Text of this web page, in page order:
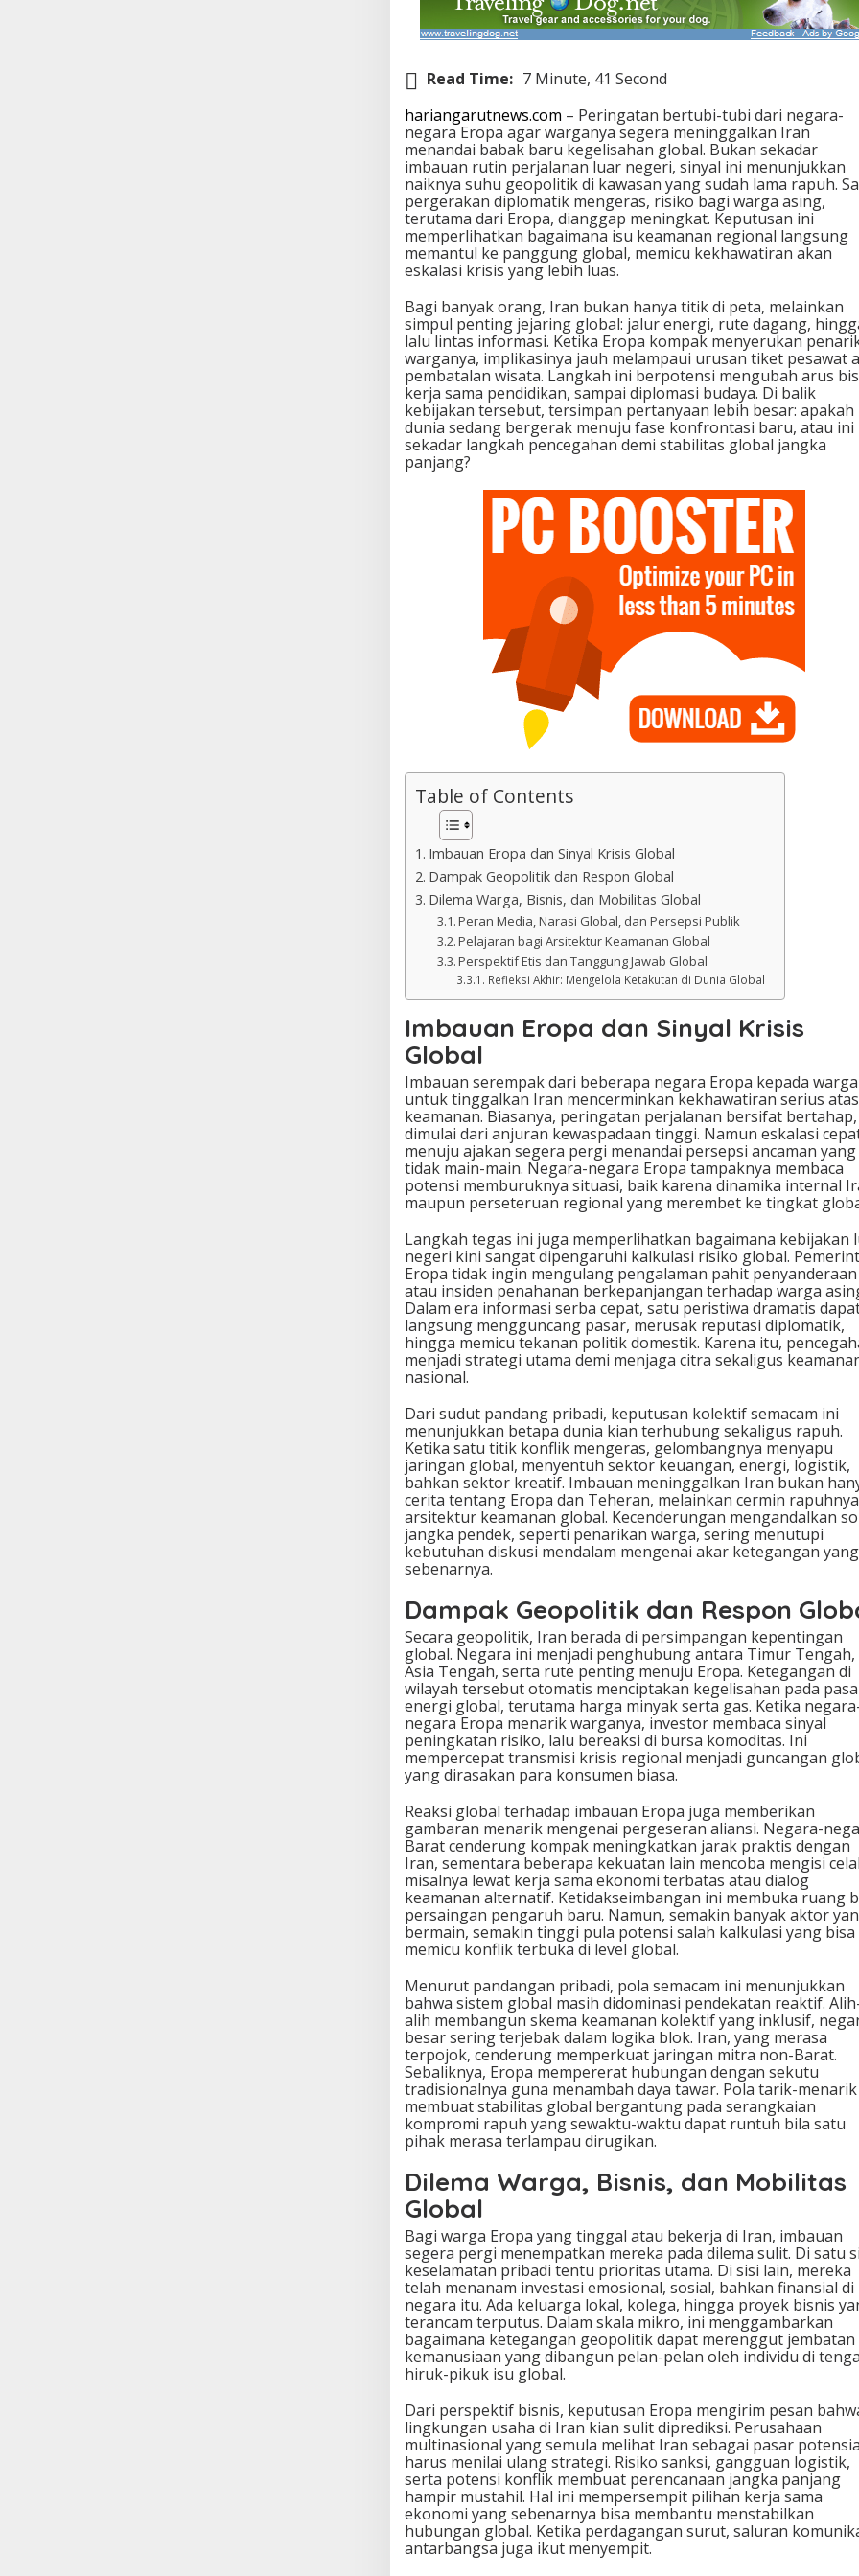
Read Time: 7 Minute, 41 Second
hariangarutnews.com – Peringatan bertubi-tubi dari negara-
negara Eropa agar warganya segera meninggalkan Iran
menandai babak baru kegelisahan global. Bukan sekadar
imbauan rutin perjalanan luar negeri, sinyal ini menunjukkan
naiknya suhu geopolitik di kawasan yang sudah lama rapuh.
pergerakan diplomatik mengeras, risiko bagi warga asing,
terutama dari Eropa, dianggap meningkat. Keputusan ini
memperlihatkan bagaimana isu keamanan regional langsung
memantul ke panggung global, memicu kekhawatiran akan
eskalasi krisis yang lebih luas.
Bagi banyak orang, Iran bukan hanya titik di peta, melainkan
simpul penting jejaring global: jalur energi, rute dagang,
lalu lintas informasi. Ketika Eropa kompak menyerukan
warganya, implikasinya jauh melampaui urusan tiket pesawat
pembatalan wisata. Langkah ini berpotensi mengubah arus
kerja sama pendidikan, sampai diplomasi budaya. Di balik
kebijakan tersebut, tersimpan pertanyaan lebih besar: apakah
dunia sedang bergerak menuju fase konfrontasi baru, atau ini
sekadar langkah pencegahan demi stabilitas global jangka
panjang?
Table of Contents
Imbauan Eropa dan Sinyal Krisis Global
Dampak Geopolitik dan Respon Global
Dilema Warga, Bisnis, dan Mobilitas Global
Peran Media, Narasi Global, dan Persepsi Publik
Pelajaran bagi Arsitektur Keamanan Global
Perspektif Etis dan Tanggung Jawab Global
Refleksi Akhir: Mengelola Ketakutan di Dunia Global
Imbauan Eropa dan Sinyal Krisis
Global
Imbauan serempak dari beberapa negara Eropa kepada
untuk tinggalkan Iran mencerminkan kekhawatiran serius atas
keamanan. Biasanya, peringatan perjalanan bersifat bertahap,
dimulai dari anjuran kewaspadaan tinggi. Namun eskalasi
menuju ajakan segera pergi menandai persepsi ancaman yang
tidak main-main. Negara-negara Eropa tampaknya membaca
potensi memburuknya situasi, baik karena dinamika internal
maupun perseteruan regional yang merembet ke tingkat
Langkah tegas ini juga memperlihatkan bagaimana kebijakan
negeri kini sangat dipengaruhi kalkulasi risiko global.
Eropa tidak ingin mengulang pengalaman pahit penyanderaan
atau insiden penahanan berkepanjangan terhadap warga
Dalam era informasi serba cepat, satu peristiwa dramatis
langsung mengguncang pasar, merusak reputasi diplomatik,
hingga memicu tekanan politik domestik. Karena itu,
menjadi strategi utama demi menjaga citra sekaligus
nasional.
Dari sudut pandang pribadi, keputusan kolektif semacam ini
menunjukkan betapa dunia kian terhubung sekaligus rapuh.
Ketika satu titik konflik mengeras, gelombangnya menyapu
jaringan global, menyentuh sektor keuangan, energi, logistik,
bahkan sektor kreatif. Imbauan meninggalkan Iran bukan
cerita tentang Eropa dan Teheran, melainkan cermin rapuhnya
arsitektur keamanan global. Kecenderungan mengandalkan
jangka pendek, seperti penarikan warga, sering menutupi
kebutuhan diskusi mendalam mengenai akar ketegangan yang
sebenarnya.
Dampak Geopolitik dan Respon
Secara geopolitik, Iran berada di persimpangan kepentingan
global. Negara ini menjadi penghubung antara Timur Tengah,
Asia Tengah, serta rute penting menuju Eropa. Ketegangan di
wilayah tersebut otomatis menciptakan kegelisahan pada
energi global, terutama harga minyak serta gas. Ketika
negara Eropa menarik warganya, investor membaca sinyal
peningkatan risiko, lalu bereaksi di bursa komoditas. Ini
mempercepat transmisi krisis regional menjadi guncangan
yang dirasakan para konsumen biasa.
Reaksi global terhadap imbauan Eropa juga memberikan
gambaran menarik mengenai pergeseran aliansi. Negara-
Barat cenderung kompak meningkatkan jarak praktis dengan
Iran, sementara beberapa kekuatan lain mencoba mengisi
misalnya lewat kerja sama ekonomi terbatas atau dialog
keamanan alternatif. Ketidakseimbangan ini membuka ruang
persaingan pengaruh baru. Namun, semakin banyak aktor
bermain, semakin tinggi pula potensi salah kalkulasi yang bisa
memicu konflik terbuka di level global.
Menurut pandangan pribadi, pola semacam ini menunjukkan
bahwa sistem global masih didominasi pendekatan reaktif.
alih membangun skema keamanan kolektif yang inklusif,
besar sering terjebak dalam logika blok. Iran, yang merasa
terpojok, cenderung memperkuat jaringan mitra non-Barat.
Sebaliknya, Eropa mempererat hubungan dengan sekutu
tradisionalnya guna menambah daya tawar. Pola tarik-
membuat stabilitas global bergantung pada serangkaian
kompromi rapuh yang sewaktu-waktu dapat runtuh bila satu
pihak merasa terlampau dirugikan.
Dilema Warga, Bisnis, dan Mobilitas
Global
Bagi warga Eropa yang tinggal atau bekerja di Iran, imbauan
segera pergi menempatkan mereka pada dilema sulit. Di satu
keselamatan pribadi tentu prioritas utama. Di sisi lain, mereka
telah menanam investasi emosional, sosial, bahkan finansial di
negara itu. Ada keluarga lokal, kolega, hingga proyek bisnis
terancam terputus. Dalam skala mikro, ini menggambarkan
bagaimana ketegangan geopolitik dapat merenggut jembatan
kemanusiaan yang dibangun pelan-pelan oleh individu di
hiruk-pikuk isu global.
Dari perspektif bisnis, keputusan Eropa mengirim pesan
lingkungan usaha di Iran kian sulit diprediksi. Perusahaan
multinasional yang semula melihat Iran sebagai pasar
harus menilai ulang strategi. Risiko sanksi, gangguan logistik,
serta potensi konflik membuat perencanaan jangka panjang
hampir mustahil. Hal ini mempersempit pilihan kerja sama
ekonomi yang sebenarnya bisa membantu menstabilkan
hubungan global. Ketika perdagangan surut, saluran
antarbangsa juga ikut menyempit.